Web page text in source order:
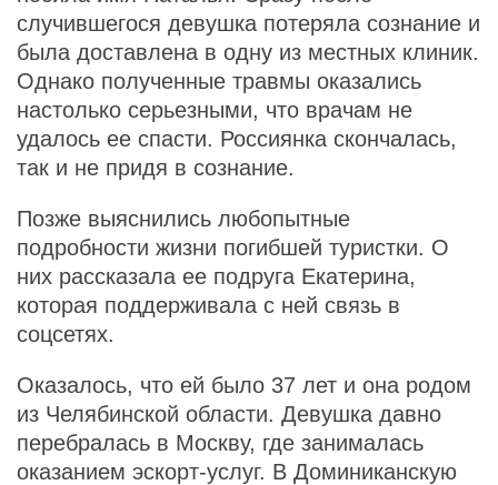
случившегося девушка потеряла сознание и
была доставлена в одну из местных клиник.
Однако полученные травмы оказались
настолько серьезными, что врачам не
удалось ее спасти. Россиянка скончалась,
так и не придя в сознание.
Позже выяснились любопытные
подробности жизни погибшей туристки. О
них рассказала ее подруга Екатерина,
которая поддерживала с ней связь в
соцсетях.
Оказалось, что ей было 37 лет и она родом
из Челябинской области. Девушка давно
перебралась в Москву, где занималась
оказанием эскорт-услуг. В Доминиканскую